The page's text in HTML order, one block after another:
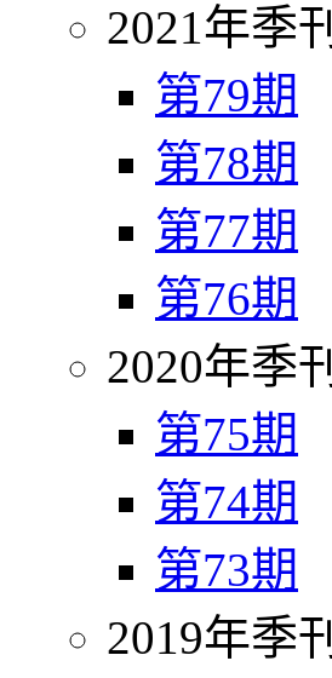
2021年季刊
第79期
第78期
第77期
第76期
2020年季刊
第75期
第74期
第73期
2019年季刊